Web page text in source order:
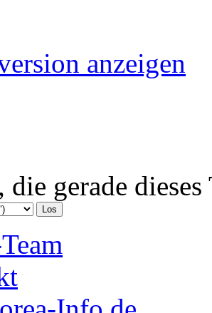
anzeigen
die gerade